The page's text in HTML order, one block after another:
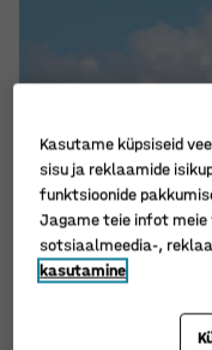
Kasutame küpsiseid
sisu ja reklaamide
funktsioonide
Jagame teie infot meie
sotsiaalmeedia-,
kasutamine